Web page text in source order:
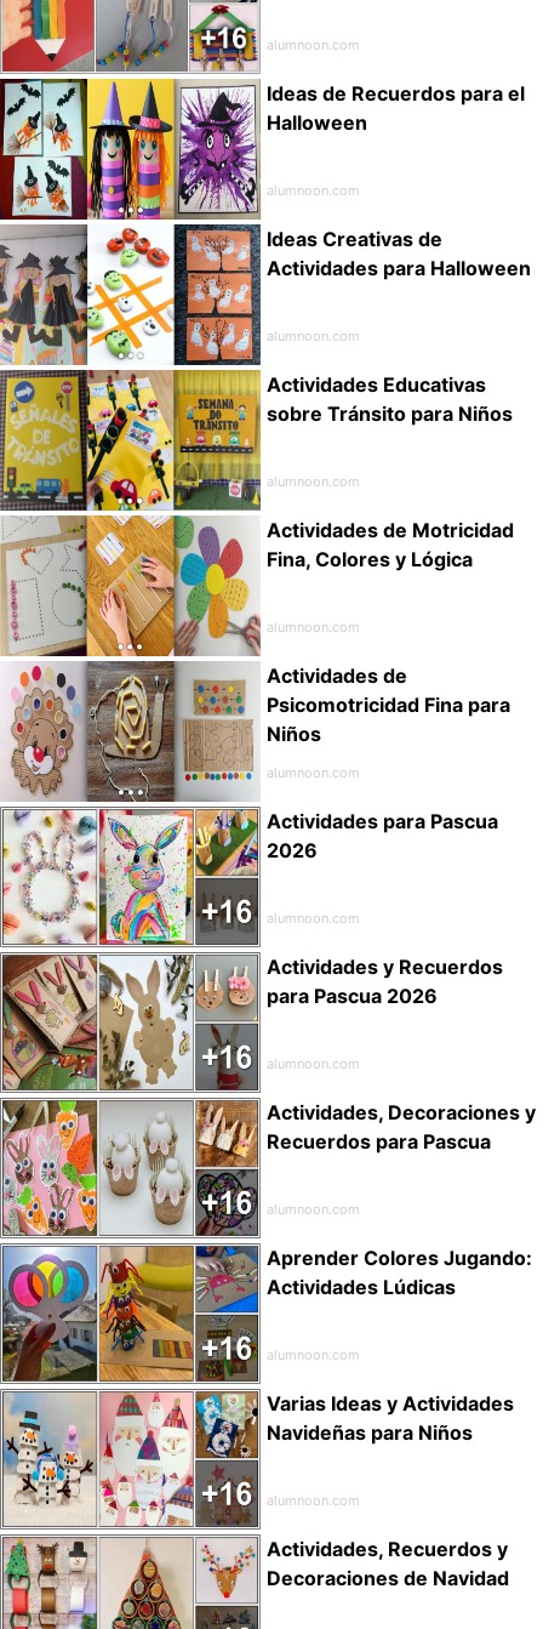
alumnoon.com
Ideas de Recuerdos para el
Halloween
alumnoon.com
Ideas Creativas de
Actividades para Halloween
alumnoon.com
Actividades Educativas
sobre Tránsito para Niños
alumnoon.com
Actividades de Motricidad
Fina, Colores y Lógica
alumnoon.com
Actividades de
Psicomotricidad Fina para
Niños
alumnoon.com
Actividades para Pascua
2026
alumnoon.com
Actividades y Recuerdos
para Pascua 2026
alumnoon.com
Actividades, Decoraciones y
Recuerdos para Pascua
alumnoon.com
Aprender Colores Jugando:
Actividades Lúdicas
alumnoon.com
Varias Ideas y Actividades
Navideñas para Niños
alumnoon.com
Actividades, Recuerdos y
Decoraciones de Navidad